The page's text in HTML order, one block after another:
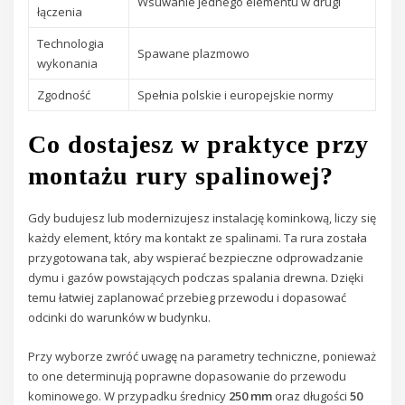
łączenia
Technologia
wykonania
Spawane plazmowo
Zgodność Spełnia polskie i europejskie normy
Co dostajesz w praktyce przy
montażu rury spalinowej?
Gdy budujesz lub modernizujesz instalację kominkową, liczy się
każdy element, który ma kontakt ze spalinami. Ta rura została
przygotowana tak, aby wspierać bezpieczne odprowadzanie
dymu i gazów powstających podczas spalania drewna. Dzięki
temu łatwiej zaplanować przebieg przewodu i dopasować
odcinki do warunków w budynku.
Przy wyborze zwróć uwagę na parametry techniczne, ponieważ
to one determinują poprawne dopasowanie do przewodu
kominowego. W przypadku średnicy 250 mm oraz długości50